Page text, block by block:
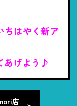
ちはやく新ア
あげよう♪
店